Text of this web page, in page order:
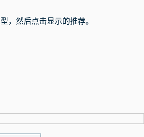
，然后点击显示的推荐。